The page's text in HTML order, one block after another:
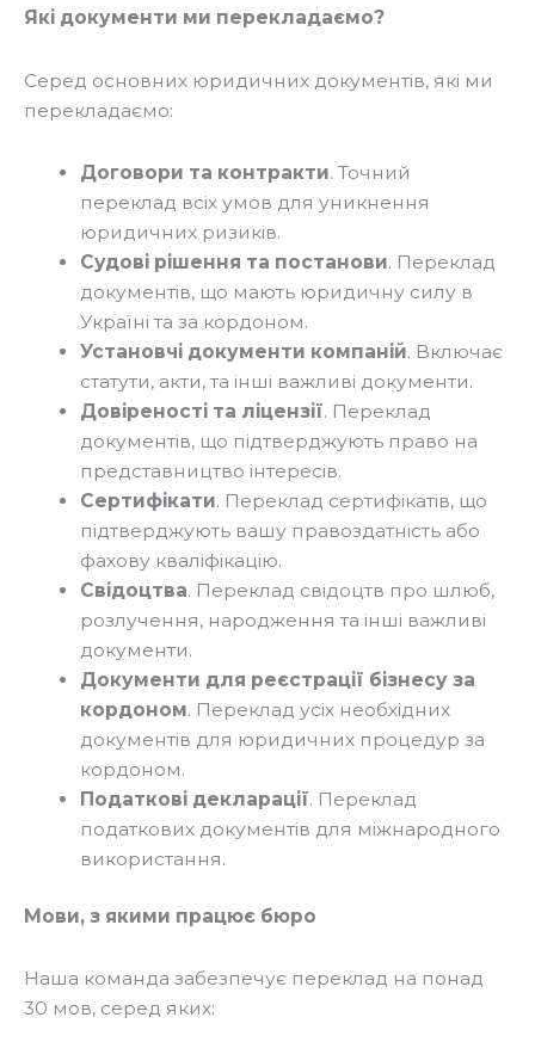
Які документи ми перекладаємо?
Серед основних юридичних документів, які ми
перекладаємо:
Договори та контракти. Точний
переклад всіх умов для уникнення
юридичних ризиків.
Судові рішення та постанови. Переклад
документів, що мають юридичну силу в
Україні та за кордоном.
Установчі документи компаній. Включає
статути, акти, та інші важливі документи.
Довіреності та ліцензії. Переклад
документів, що підтверджують право на
представництво інтересів.
Сертифікати. Переклад сертифікатів, що
підтверджують вашу правоздатність або
фахову кваліфікацію.
Свідоцтва. Переклад свідоцтв про шлюб,
розлучення, народження та інші важливі
документи.
Документи для реєстрації бізнесу за
кордоном. Переклад усіх необхідних
документів для юридичних процедур за
кордоном.
Податкові декларації. Переклад
податкових документів для міжнародного
використання.
Мови, з якими працює бюро
Наша команда забезпечує переклад на понад
30 мов, серед яких: